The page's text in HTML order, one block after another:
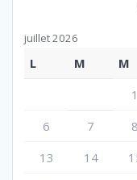
juillet 2026
L M M
1
6
7 8
13
14